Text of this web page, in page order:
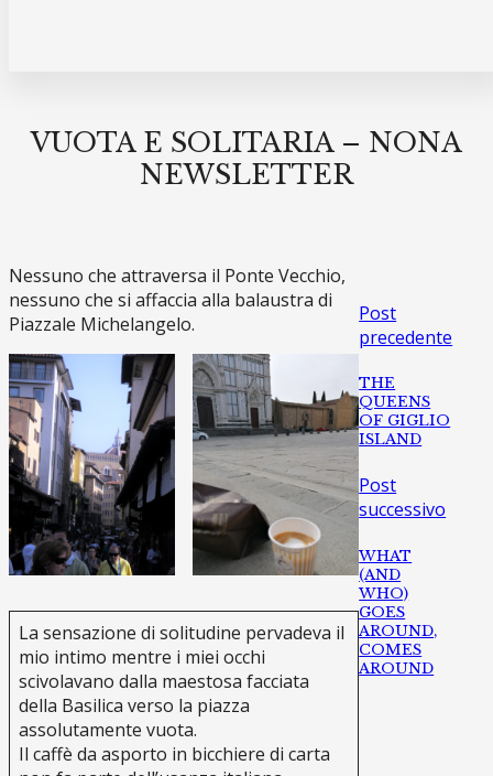
VUOTA E SOLITARIA – NONA
NEWSLETTER
Nessuno che attraversa il Ponte Vecchio,
nessuno che si affaccia alla balaustra di
Piazzale Michelangelo.
La sensazione di solitudine pervadeva il
mio intimo mentre i miei occhi
scivolavano dalla maestosa facciata
della Basilica verso la piazza
assolutamente vuota.
Il caffè da asporto in bicchiere di carta
Post
precedente
THE
QUEENS
OF GIGLIO
ISLAND
Post
successivo
WHAT
(AND
WHO)
GOES
AROUND,
COMES
AROUND